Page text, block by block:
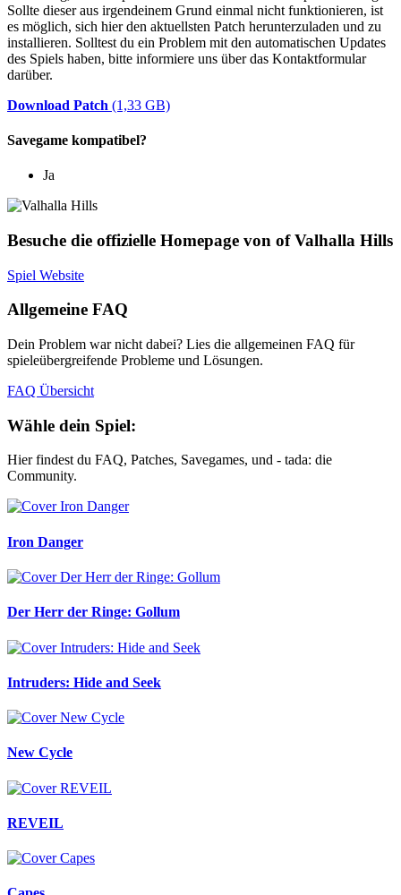
Sollte dieser aus irgendeinem Grund einmal nicht funktionieren, ist
es möglich, sich hier den aktuellsten Patch herunterzuladen und zu
installieren. Solltest du ein Problem mit den automatischen Updates
des Spiels haben, bitte informiere uns über das Kontaktformular
darüber.
Download Patch (1,33 GB)
Savegame kompatibel?
Ja
Besuche die offizielle Homepage von of Valhalla Hills
Spiel Website
Allgemeine FAQ
Dein Problem war nicht dabei? Lies die allgemeinen FAQ für
spieleübergreifende Probleme und Lösungen.
FAQ Übersicht
Wähle dein Spiel:
Hier findest du FAQ, Patches, Savegames, und - tada: die
Community.
Iron Danger
Der Herr der Ringe: Gollum
Intruders: Hide and Seek
New Cycle
REVEIL